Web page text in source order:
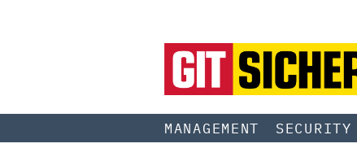
MANAGEMENT SECURITY